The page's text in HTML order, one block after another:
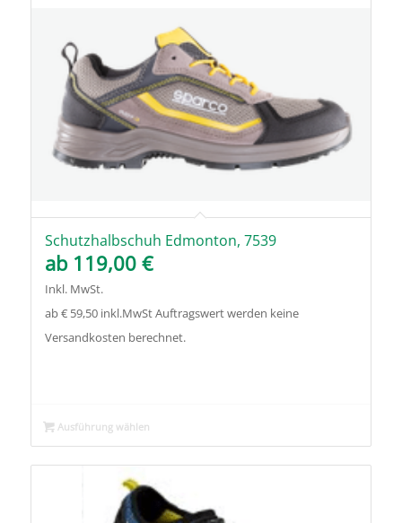
Schutzhalbschuh Edmonton, 7539
ab 119,00 €
Inkl. MwSt.
ab € 59,50 inkl.MwSt Auftragswert werden keine
Versandkosten berechnet.
Ausführung wählen